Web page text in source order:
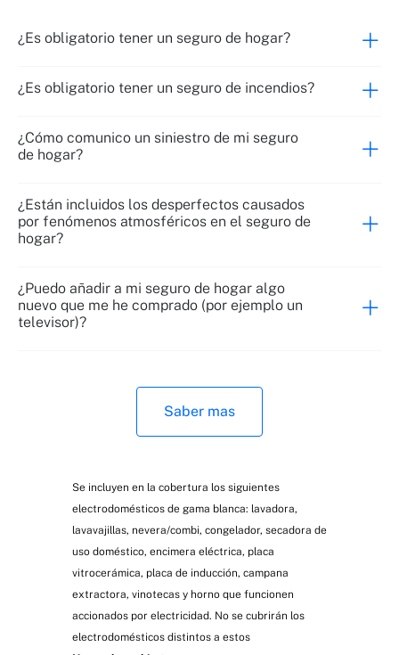
¿Es obligatorio tener un seguro de hogar?
¿Es obligatorio tener un seguro de incendios?
¿Cómo comunico un siniestro de mi seguro
de hogar?
¿Están incluidos los desperfectos causados
por fenómenos atmosféricos en el seguro de
hogar?
¿Puedo añadir a mi seguro de hogar algo
nuevo que me he comprado (por ejemplo un
televisor)?
Saber mas
Se incluyen en la cobertura los siguientes
electrodomésticos de gama blanca: lavadora,
lavavajillas, nevera/combi, congelador, secadora de
uso doméstico, encimera eléctrica, placa
vitrocerámica, placa de inducción, campana
extractora, vinotecas y horno que funcionen
accionados por electricidad. No se cubrirán los
electrodomésticos distintos a estos